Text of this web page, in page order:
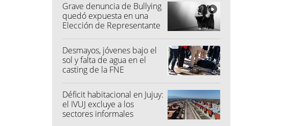
Grave denuncia de Bullying
quedó expuesta en una
Elección de Representante
Desmayos, jóvenes bajo el
sol y falta de agua en el
casting de la FNE
Déficit habitacional en Jujuy:
el IVUJ excluye a los
sectores informales